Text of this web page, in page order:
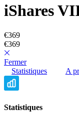
iShares
€369
€369
Fermer
Statistiques
A
Statistiques